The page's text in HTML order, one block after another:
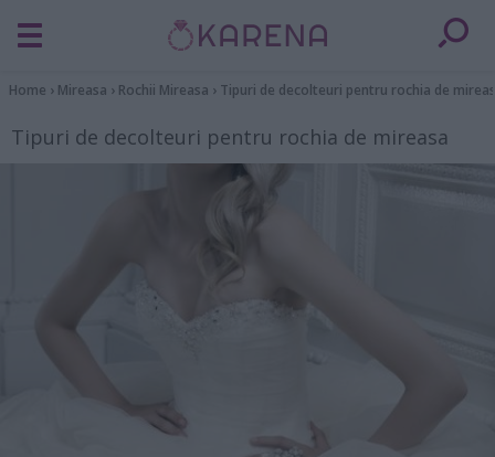
Home › Mireasa › Rochii Mireasa › Tipuri de decolteuri pentru rochia de
Tipuri de decolteuri pentru rochia de mireasa